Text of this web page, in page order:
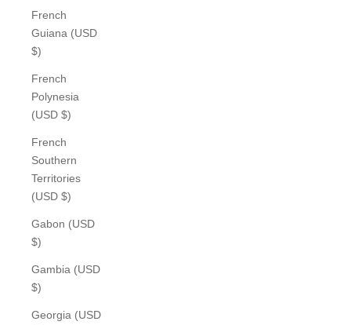
French
Guiana (USD
$)
French
Polynesia
(USD $)
French
Southern
Territories
(USD $)
Gabon (USD
$)
Gambia (USD
$)
Georgia (USD